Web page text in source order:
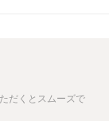
だくとスムーズで